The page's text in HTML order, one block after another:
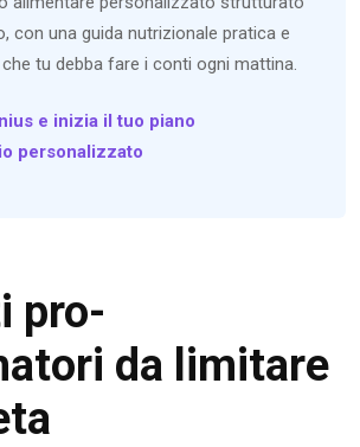
con una guida nutrizionale pratica e
tu debba fare i conti ogni mattina.
e inizia il tuo piano
personalizzato
pro-
da limitare